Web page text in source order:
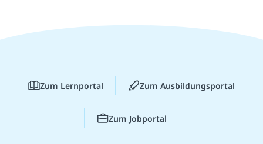
Zum Lernportal Zum Ausbildungsportal
Zum Jobportal